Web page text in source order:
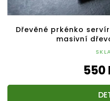
Dřevěné prkénko
masivní
550